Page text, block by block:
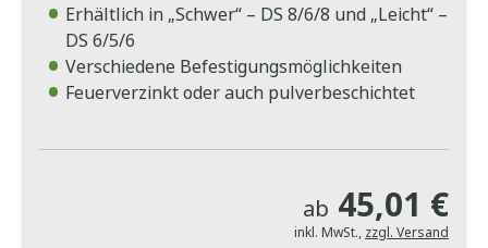
Erhältlich in „Schwer“ – DS 8/6/8 und „Leicht“ –
DS 6/5/6
Verschiedene Befestigungsmöglichkeiten
Feuerverzinkt oder auch pulverbeschichtet
ab 45,01 €
inkl. MwSt., zzgl. Versand